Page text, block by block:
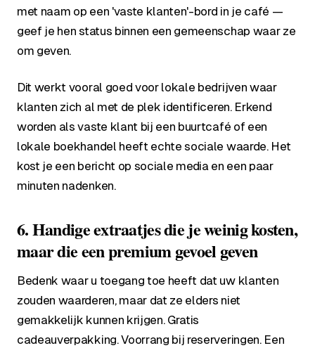
met naam op een 'vaste klanten'-bord in je café —
geef je hen status binnen een gemeenschap waar ze
om geven.
Dit werkt vooral goed voor lokale bedrijven waar
klanten zich al met de plek identificeren. Erkend
worden als vaste klant bij een buurtcafé of een
lokale boekhandel heeft echte sociale waarde. Het
kost je een bericht op sociale media en een paar
minuten nadenken.
6. Handige extraatjes die je weinig kosten,
maar die een premium gevoel geven
Bedenk waar u toegang toe heeft dat uw klanten
zouden waarderen, maar dat ze elders niet
gemakkelijk kunnen krijgen. Gratis
cadeauverpakking. Voorrang bij reserveringen. Een